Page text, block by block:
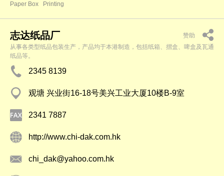
Paper Box
Printing
志达纸品厂
赞助
从事各类型纸品包装生产，产品均于本港制造，包括纸箱、摺盒、啤盒及瓦通
纸品等。
2345 8139
观塘 兴业街16-18号美兴工业大厦10楼B-9室
2341 7887
http://www.chi-dak.com.hk
chi_dak@yahoo.com.hk